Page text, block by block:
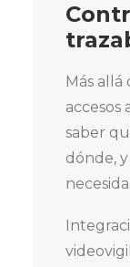
Más
accesos
saber
dónde,